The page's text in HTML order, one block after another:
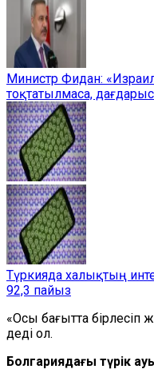
Министр Фидан:
тоқтатылмаса,
Түркияда халықтың
92,3 пайыз
«Осы бағытта бірлесіп
деді ол.
Болгариядағы түрік